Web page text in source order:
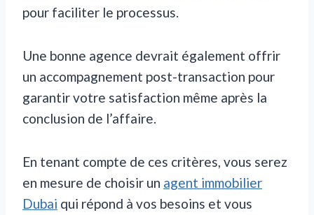
pour faciliter le processus.
Une bonne agence devrait également offrir
un accompagnement post-transaction pour
garantir votre satisfaction même après la
conclusion de l’affaire.
En tenant compte de ces critères, vous serez
en mesure de choisir un agent immobilier
Dubai qui répond à vos besoins et vous